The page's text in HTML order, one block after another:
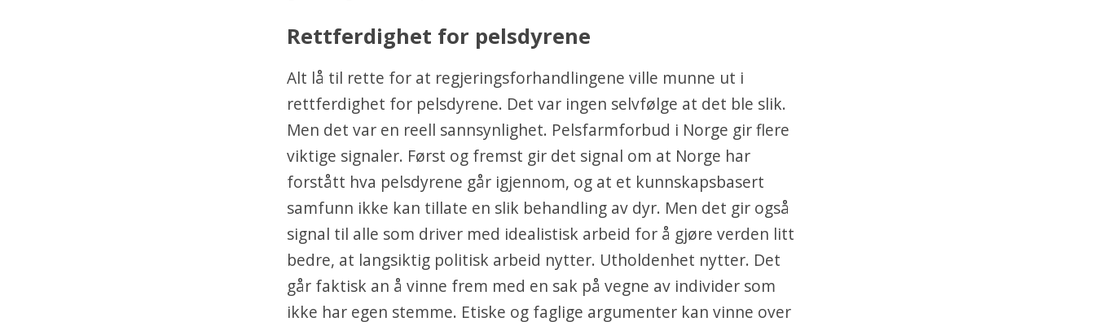
Rettferdighet for pelsdyrene
Alt lå til rette for at regjeringsforhandlingene ville munne ut i
rettferdighet for pelsdyrene. Det var ingen selvfølge at det ble slik.
Men det var en reell sannsynlighet. Pelsfarmforbud i Norge gir flere
viktige signaler. Først og fremst gir det signal om at Norge har
forstått hva pelsdyrene går igjennom, og at et kunnskapsbasert
samfunn ikke kan tillate en slik behandling av dyr. Men det gir også
signal til alle som driver med idealistisk arbeid for å gjøre verden litt
bedre, at langsiktig politisk arbeid nytter. Utholdenhet nytter. Det
går faktisk an å vinne frem med en sak på vegne av individer som
ikke har egen stemme. Etiske og faglige argumenter kan vinne over